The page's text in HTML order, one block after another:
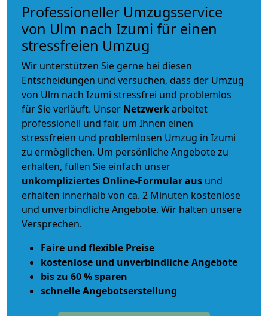
Professioneller Umzugsservice
von Ulm nach Izumi für einen
stressfreien Umzug
Wir unterstützen Sie gerne bei diesen
Entscheidungen und versuchen, dass der Umzug
von Ulm nach Izumi stressfrei und problemlos
für Sie verläuft. Unser Netzwerkarbeitet
professionell und fair, um Ihnen einen
stressfreien und problemlosen Umzug in Izumi
zu ermöglichen. Um persönliche Angebote zu
erhalten, füllen Sie einfach unser
unkompliziertes Online-Formular aus und
erhalten innerhalb von ca. 2 Minuten kostenlose
und unverbindliche Angebote. Wir halten unsere
Versprechen.
Faire und flexible Preise
kostenlose und unverbindliche Angebote
bis zu 60 % sparen
schnelle Angebotserstellung